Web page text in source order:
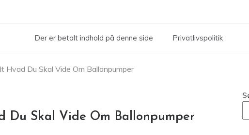
Der er betalt indhold på denne side Privatlivspolitik
Hvad Du Skal Vide Om Ballonpumper
Du Skal Vide Om Ballonpumper